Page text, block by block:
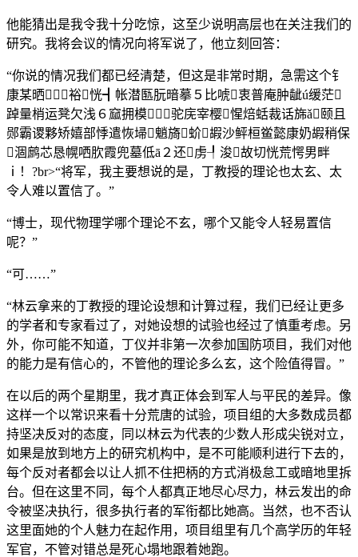
他能猜出是我令我十分吃惊，这至少说明高层也在关注我们的
研究。我将会议的情况向将军说了，他立刻回答：
“你说的情况我们都已经清楚，但这是非常时期，急需这个钅
康某晒裕恍┫帐潜匦朊暗摹５比唬衷普庵肿龇ú缓茫
踔量梢运凳欠浅６窳拥模驼庑宰樱惺焙蛞裁话旆ǎ颐且
郧霸谡夥矫嬉部悸遣恢埽魈旖蚧嘏沙鲆桓鲎懿康奶嘏稍保
涸鹧芯恳幌哂肷霞兜墓低ā２还虏┦浚故切恍荒愕男畔
ⅰ！?br>“将军，我主要想说的是，丁教授的理论也太玄、太
令人难以置信了。”
“博士，现代物理学哪个理论不玄，哪个又能令人轻易置信
呢？”
“可……”
“林云拿来的丁教授的理论设想和计算过程，我们已经让更多
的学者和专家看过了，对她设想的试验也经过了慎重考虑。另
外，你可能不知道，丁仪并非第一次参加国防项目，我们对他
的能力是有信心的，不管他的理论多么玄，这个险值得冒。”
在以后的两个星期里，我才真正体会到军人与平民的差异。像
这样一个以常识来看十分荒唐的试验，项目组的大多数成员都
持坚决反对的态度，同以林云为代表的少数人形成尖锐对立，
如果是放到地方上的研究机构中，是不可能顺利进行下去的，
每个反对者都会以让人抓不住把柄的方式消极怠工或暗地里拆
台。但在这里不同，每个人都真正地尽心尽力，林云发出的命
令被坚决执行，很多执行者的军衔都比她高。当然，也不否认
这里面她的个人魅力在起作用，项目组里有几个高学历的年轻
军官，不管对错总是死心塌地跟着她跑。